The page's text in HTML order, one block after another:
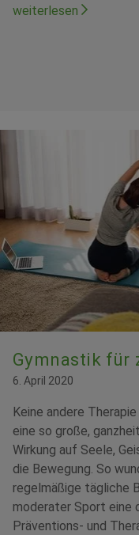
weiterlesen
Gymnastik für
6. April 2020
Keine andere
eine so große,
Wirkung auf Seele,
die Bewegung. So
regelmäßige tägliche
moderater Sport eine
Präventions- und